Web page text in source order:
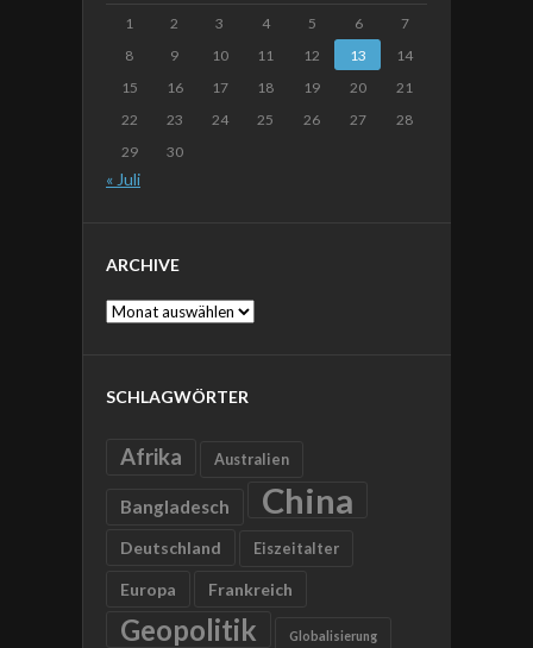
1
2 3 4 5 6
7
8
9 10 11 12 13
14
15
16 17 18 19 20
21
22
23 24 25 26 27
28
29
30
« Juli
ARCHIVE
Archive
SCHLAGWÖRTER
Afrika Australien
Bangladesch China
Deutschland Eiszeitalter
Europa Frankreich
Geopolitik Globalisierung